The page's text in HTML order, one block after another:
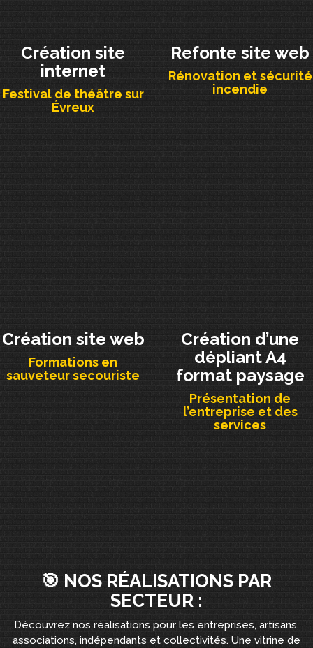
Création site
internet
Festival de théâtre sur
Évreux
Refonte site web
Rénovation et sécurité
incendie
Création site web
Formations en
sauveteur secouriste
Création d’une
dépliant A4
format paysage
Présentation de
l’entreprise et des
services
🎯 NOS RÉALISATIONS PAR
SECTEUR :
Découvrez nos réalisations pour les entreprises, artisans,
associations, indépendants et collectivités. Une vitrine de